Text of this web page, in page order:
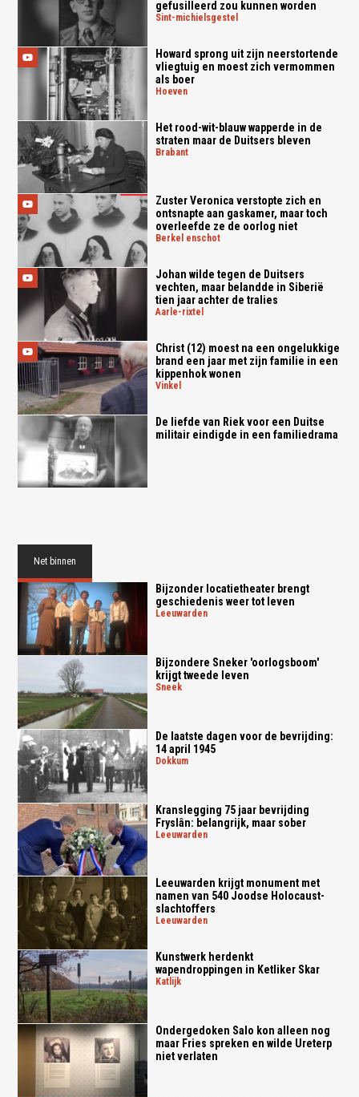
gefusilleerd zou kunnen worden
sint-michielsgestel
Howard sprong uit zijn neerstortende
vliegtuig en moest zich vermommen
als boer
hoeven
Het rood-wit-blauw wapperde in de
straten maar de Duitsers bleven
brabant
Zuster Veronica verstopte zich en
ontsnapte aan gaskamer, maar toch
overleefde ze de oorlog niet
berkel enschot
Johan wilde tegen de Duitsers
vechten, maar belandde in Siberië
tien jaar achter de tralies
aarle-rixtel
Christ (12) moest na een ongelukkige
brand een jaar met zijn familie in een
kippenhok wonen
vinkel
De liefde van Riek voor een Duitse
militair eindigde in een familiedrama
Net binnen
Bijzonder locatietheater brengt
geschiedenis weer tot leven
leeuwarden
Bijzondere Sneker 'oorlogsboom'
krijgt tweede leven
sneek
De laatste dagen voor de bevrijding:
14 april 1945
dokkum
Kranslegging 75 jaar bevrijding
Fryslân: belangrijk, maar sober
leeuwarden
Leeuwarden krijgt monument met
namen van 540 Joodse Holocaust-
slachtoffers
leeuwarden
Kunstwerk herdenkt
wapendroppingen in Ketliker Skar
katlijk
Ondergedoken Salo kon alleen nog
maar Fries spreken en wilde Ureterp
niet verlaten